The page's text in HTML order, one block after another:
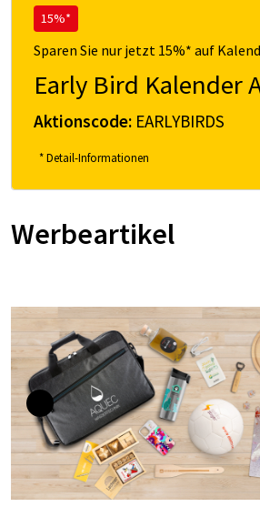
15%*
Sparen Sie nur jetzt 15%* auf
Early Bird Kalender
Aktionscode: EARLYBIRDS
* Detail-Informationen
Werbeartikel